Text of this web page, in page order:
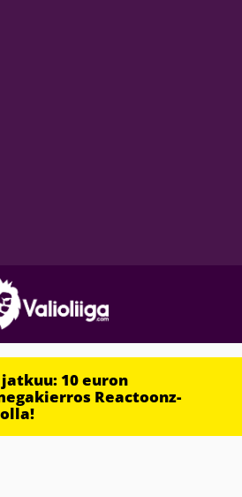
10 euron
Reactoonz-